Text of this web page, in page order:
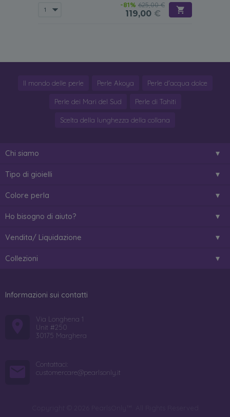
-81% 625,00 €
119,00 €
Il mondo delle perle Perle Akoya Perle d'acqua dolce
Perle dei Mari del Sud Perle di Tahiti
Scelta della lunghezza della collana
Chi siamo
Tipo di gioielli
Colore perla
Ho bisogno di aiuto?
Vendita/ Liquidazione
Collezioni
Informazioni sui contatti
Via Longhena 1
Unit #250
30175 Marghera
Contattaci:
customercare@pearlsonly.it